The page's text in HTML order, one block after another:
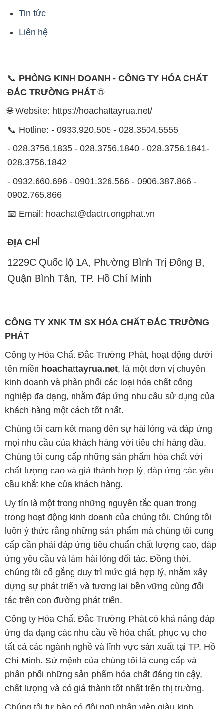
Tin tức
Liên hệ
📞 PHÒNG KINH DOANH - CÔNG TY HÓA CHẤT
ĐẮC TRƯỜNG PHÁT🌐
🌐 Website: https://hoachattayrua.net/
📞 Hotline: - 0933.920.505 - 028.3504.5555
- 028.3756.1835 - 028.3756.1840 - 028.3756.1841-
028.3756.1842
- 0932.660.696 - 0901.326.566 - 0906.387.866 -
0902.765.866
📧 Email: hoachat@dactruongphat.vn
ĐỊA CHỈ
1229C Quốc lộ 1A, Phường Bình Trị Đông B,
Quận Bình Tân, TP. Hồ Chí Minh
CÔNG TY XNK TM SX HÓA CHẤT ĐẮC TRƯỜNG
PHÁT
Công ty Hóa Chất Đắc Trường Phát, hoạt động dưới
tên miền hoachattayrua.net, là một đơn vị chuyên
kinh doanh và phân phối các loại hóa chất công
nghiệp đa dạng, nhằm đáp ứng nhu cầu sử dụng của
khách hàng một cách tốt nhất.
Chúng tôi cam kết mang đến sự hài lòng và đáp ứng
mọi nhu cầu của khách hàng với tiêu chí hàng đầu.
Chúng tôi cung cấp những sản phẩm hóa chất với
chất lượng cao và giá thành hợp lý, đáp ứng các yêu
cầu khắt khe của khách hàng.
Uy tín là một trong những nguyên tắc quan trọng
trong hoạt động kinh doanh của chúng tôi. Chúng tôi
luôn ý thức rằng những sản phẩm mà chúng tôi cung
cấp cần phải đáp ứng tiêu chuẩn chất lượng cao, đáp
ứng yêu cầu và làm hài lòng đối tác. Đồng thời,
chúng tôi cố gắng duy trì mức giá hợp lý, nhằm xây
dựng sự phát triển và tương lai bền vững cùng đối
tác trên con đường phát triển.
Công ty Hóa Chất Đắc Trường Phát có khả năng đáp
ứng đa dạng các nhu cầu về hóa chất, phục vụ cho
tất cả các ngành nghề và lĩnh vực sản xuất tại TP. Hồ
Chí Minh. Sứ mệnh của chúng tôi là cung cấp và
phân phối những sản phẩm hóa chất đáng tin cậy,
chất lượng và có giá thành tốt nhất trên thị trường.